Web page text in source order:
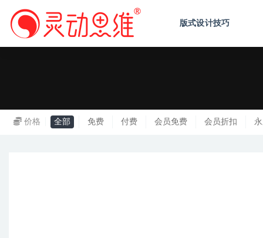
版式设计技巧
价格 全部 免费 付费 会员免费 会员折扣